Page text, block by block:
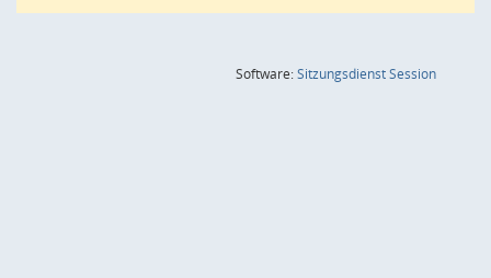
Software:SitzungsdienstSession(Wird in